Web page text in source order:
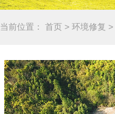
当前位置： 首页 > 环境修复 >